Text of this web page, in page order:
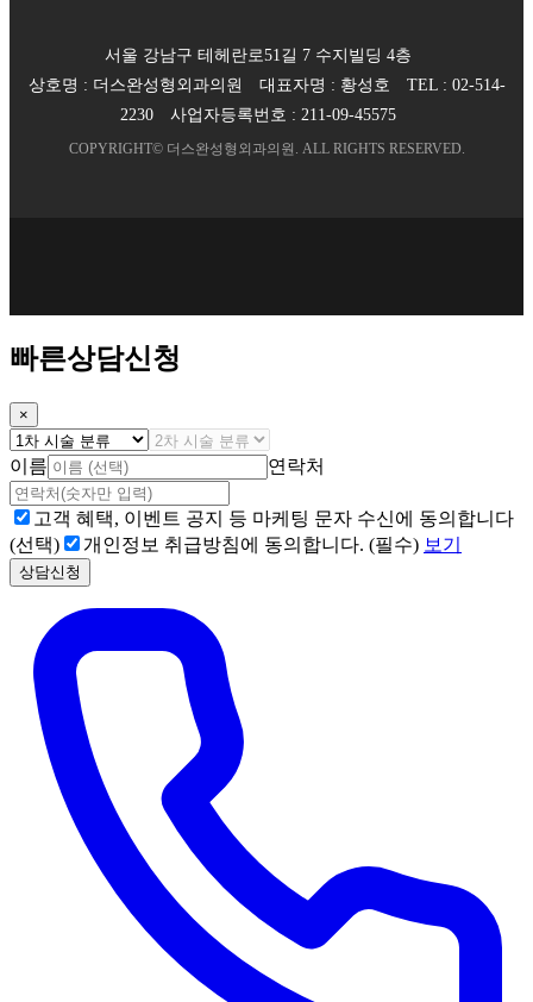
서울 강남구 테헤란로51길 7 수지빌딩 4층
상호명 : 더스완성형외과의원 대표자명 : 황성호 TEL : 02-514-
2230
사업자등록번호 : 211-09-45575
COPYRIGHT© 더스완성형외과의원 . ALL RIGHTS RESERVED.
빠른상담신청
×
이름 연락처
고객 혜택, 이벤트 공지 등 마케팅 문자 수신에 동의합니다
(선택)
개인정보 취급방침에 동의합니다. (필수) 보기
상담신청